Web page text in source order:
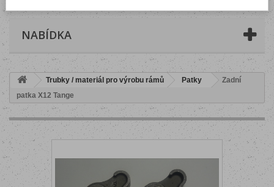
NABÍDKA
Trubky / materiál pro výrobu rámů Patky
Zadní
patka X12 Tange